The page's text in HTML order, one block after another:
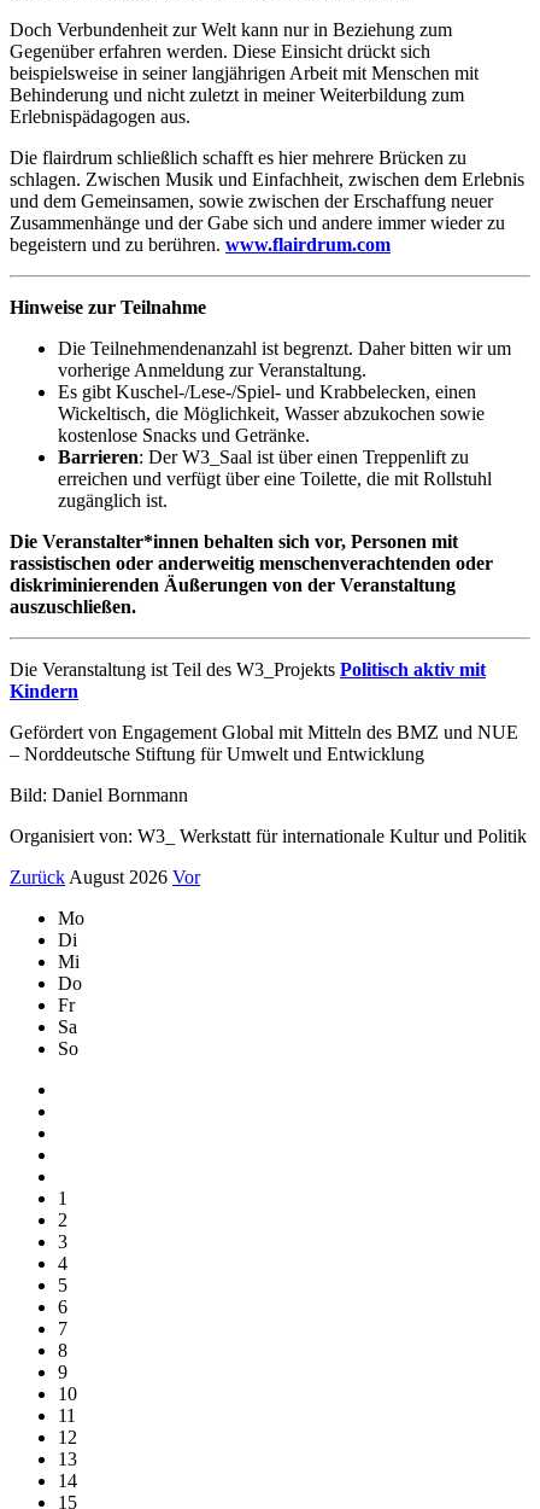
Doch Verbundenheit zur Welt kann nur in Beziehung zum
Gegenüber erfahren werden. Diese Einsicht drückt sich
beispielsweise in seiner langjährigen Arbeit mit Menschen mit
Behinderung und nicht zuletzt in meiner Weiterbildung zum
Erlebnispädagogen aus.
Die flairdrum schließlich schafft es hier mehrere Brücken zu
schlagen. Zwischen Musik und Einfachheit, zwischen dem Erlebnis
und dem Gemeinsamen, sowie zwischen der Erschaffung neuer
Zusammenhänge und der Gabe sich und andere immer wieder zu
begeistern und zu berühren. www.flairdrum.com
Hinweise zur Teilnahme
Die Teilnehmendenanzahl ist begrenzt. Daher bitten wir um
vorherige Anmeldung zur Veranstaltung.
Es gibt Kuschel-/Lese-/Spiel- und Krabbelecken, einen
Wickeltisch, die Möglichkeit, Wasser abzukochen sowie
kostenlose Snacks und Getränke.
Barrieren: Der W3_Saal ist über einen Treppenlift zu
erreichen und verfügt über eine Toilette, die mit Rollstuhl
zugänglich ist.
Die Veranstalter*innen behalten sich vor, Personen mit
rassistischen oder anderweitig menschenverachtenden oder
diskriminierenden Äußerungen von der Veranstaltung
auszuschließen.
Die Veranstaltung ist Teil des W3_Projekts Politisch aktiv mit
Kindern
Gefördert von Engagement Global mit Mitteln des BMZ und NUE
– Norddeutsche Stiftung für Umwelt und Entwicklung
Bild: Daniel Bornmann
Organisiert von: W3_ Werkstatt für internationale Kultur und Politik
Zurück August 2026 Vor
Mo
Di
Mi
Do
Fr
Sa
So
1
2
3
4
5
6
7
8
9
10
11
12
13
14
15